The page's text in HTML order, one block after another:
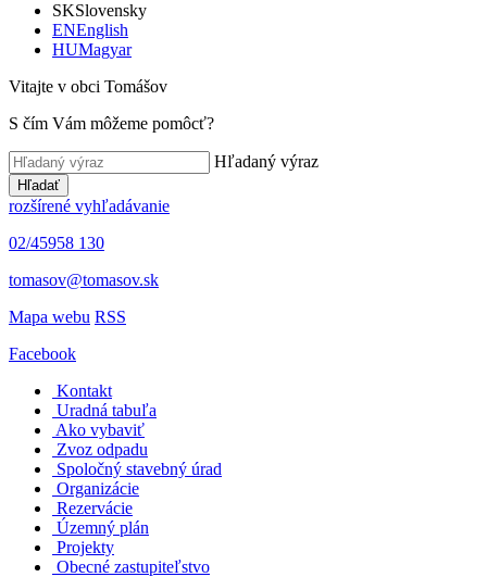
SKSlovensky
ENEnglish
HUMagyar
Vitajte v obci Tomášov
S čím Vám môžeme pomôcť?
Hľadaný výraz
Hľadať
rozšírené vyhľadávanie
02/45958 130
tomasov@tomasov.sk
Mapa webu RSS
Facebook
Kontakt
Uradná tabuľa
Ako vybaviť
Zvoz odpadu
Spoločný stavebný úrad
Organizácie
Rezervácie
Územný plán
Projekty
Obecné zastupiteľstvo